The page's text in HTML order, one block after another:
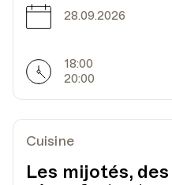
Date
28.09.2026
Horarires
18:00
20:00
Cuisine
Les mijotés,